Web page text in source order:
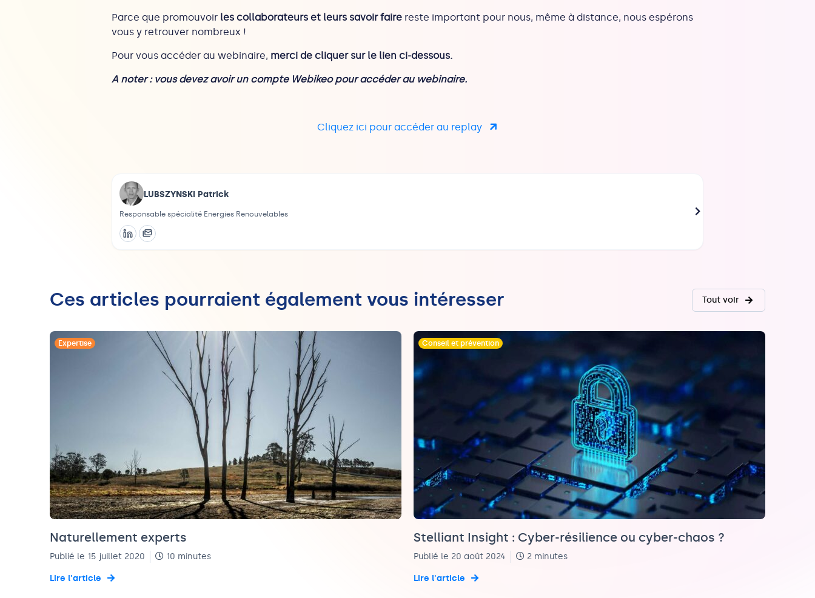
Parce que promouvoir les collaborateurs et leurs savoir faire reste important pour nous, même à distance, nous espérons
vous y retrouver nombreux !
Pour vous accéder au webinaire, merci de cliquer sur le lien ci-dessous.
A noter : vous devez avoir un compte Webikeo pour accéder au webinaire.
Cliquez ici pour accéder au replay
LUBSZYNSKI Patrick
Responsable spécialité Energies Renouvelables Directrice des Opérations
Ces articles pourraient également vous intéresser Tout voir
Expertise
Naturellement experts
Publié le 15 juillet 2020 10 minutes
Lire l'article
Conseil et prévention
Stelliant Insight : Cyber-résilience ou cyber-chaos ?
Publié le 20 août 2024 2 minutes
Lire l'article